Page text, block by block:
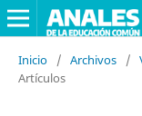
Inicio / Archivos /
Artículos